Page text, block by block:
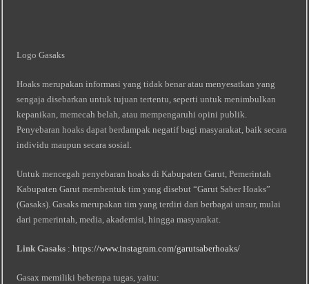
Logo Gasaks
Hoaks merupakan informasi yang tidak benar atau menyesatkan yang
sengaja disebarkan untuk tujuan tertentu, seperti untuk menimbulkan
kepanikan, memecah belah, atau mempengaruhi opini publik.
Penyebaran hoaks dapat berdampak negatif bagi masyarakat, baik secara
individu maupun secara sosial.
Untuk mencegah penyebaran hoaks di Kabupaten Garut, Pemerintah
Kabupaten Garut membentuk tim yang disebut “Garut Saber Hoaks”
(Gasaks). Gasaks merupakan tim yang terdiri dari berbagai unsur, mulai
dari pemerintah, media, akademisi, hingga masyarakat.
Link Gasaks :https://www.instagram.com/garutsaberhoaks/
Gasax memiliki beberapa tugas, yaitu: